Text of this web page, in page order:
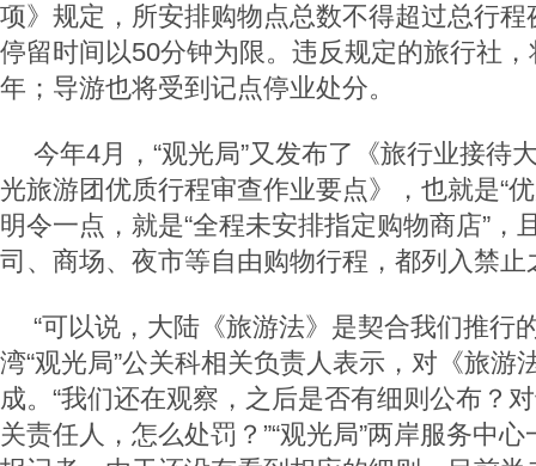
项》规定，所安排购物点总数不得超过总行
停留时间以50分钟为限。违反规定的旅行社
年；导游也将受到记点停业处分。
今年4月，“观光局”又发布了《旅行业接待
光旅游团优质行程审查作业要点》，也就是“
明令一点，就是“全程未安排指定购物商店”，
司、商场、夜市等自由购物行程，都列入禁止
“可以说，大陆《旅游法》是契合我们推行
湾“观光局”公关科相关负责人表示，对《旅游
成。“我们还在观察，之后是否有细则公布？
关责任人，怎么处罚？”“观光局”两岸服务中